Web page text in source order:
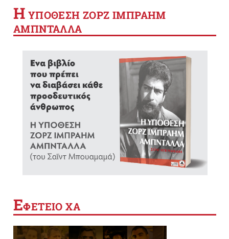
Η YΠΟΘΕΣΗ ΖΟΡΖ ΙΜΠΡΑΗΜ
ΑΜΠΝΤΑΛΛΑ
ΕΦΕΤΕΙΟ ΧΑ